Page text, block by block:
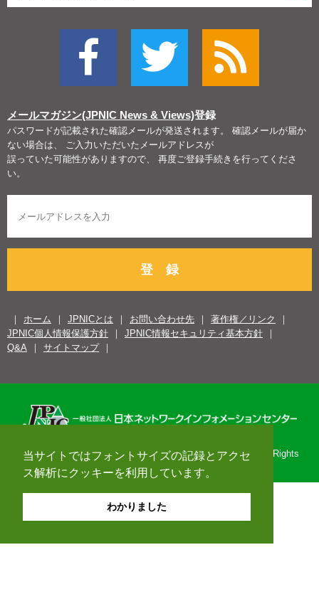
当サイトではフォントサイズの記録とアクセ
ス解析にクッキーを利用しています。
わかりました
メールマガジン(JPNIC News & Views)登録
パスワードが記載された確認メールが発送されます。 確認メールが届か
ない場合は、 ご入力いただいたメールアドレスが
誤っていた可能性がありますので、 再度ご登録手続きを行ってくださ
い。
登 録
ホーム JPNICとは お問い合わせ先
著作権／リンク
JPNIC個人情報保護方針
JPNIC情報セキュリティ基本方針
Q&A
サイトマップ
Copyright© 1996-2026 Japan Network Information Center. All Rights
Reserved.